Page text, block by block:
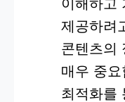
이해하고
제공하려
콘텐츠의
매우 중
최적화를